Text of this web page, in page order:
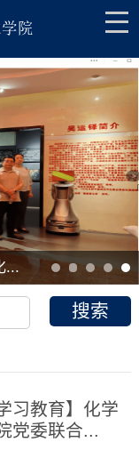
...
习教育】化学
党委联合...